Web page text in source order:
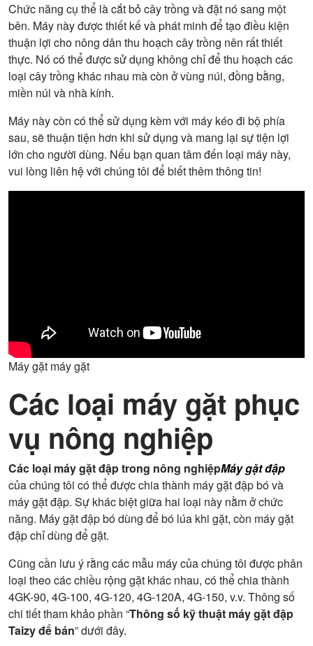
Chức năng cụ thể là cắt bỏ cây trồng và đặt nó sang một
bên. Máy này được thiết kế và phát minh để tạo điều kiện
thuận lợi cho nông dân thu hoạch cây trồng nên rất thiết
thực. Nó có thể được sử dụng không chỉ để thu hoạch các
loại cây trồng khác nhau mà còn ở vùng núi, đồng bằng,
miền núi và nhà kính.
Máy này còn có thể sử dụng kèm với máy kéo đi bộ phía
sau, sẽ thuận tiện hơn khi sử dụng và mang lại sự tiện lợi
lớn cho người dùng. Nếu bạn quan tâm đến loại máy này,
vui lòng liên hệ với chúng tôi để biết thêm thông tin!
Máy gặt máy gặt
Các loại máy gặt phục
vụ nông nghiệp
Các loại máy gặt đập trong nông nghiệpMáy gặt đập
của chúng tôi có thể được chia thành máy gặt đập bó và
máy gặt đập. Sự khác biệt giữa hai loại này nằm ở chức
năng. Máy gặt đập bó dùng để bó lúa khi gặt, còn máy gặt
đập chỉ dùng để gặt.
Cũng cần lưu ý rằng các mẫu máy của chúng tôi được phân
loại theo các chiều rộng gặt khác nhau, có thể chia thành
4GK-90, 4G-100, 4G-120, 4G-120A, 4G-150, v.v. Thông số
chi tiết tham khảo phần “Thông số kỹ thuật máy gặt đập
Taizy để bán” dưới đây.